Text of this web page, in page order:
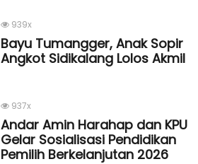
939x
Bayu Tumangger, Anak Sopir
Angkot Sidikalang Lolos Akmil
937x
Andar Amin Harahap dan KPU
Gelar Sosialisasi Pendidikan
Pemilih Berkelanjutan 2026